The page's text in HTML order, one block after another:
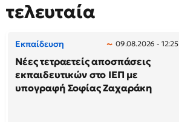
τελευταία
Εκπαίδευση 09.08.2026 - 12:25
Νέες τετραετείς αποσπάσεις
εκπαιδευτικών στο ΙΕΠ με
υπογραφή Σοφίας Ζαχαράκη